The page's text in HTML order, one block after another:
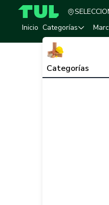
TUL - Tu Marketplace
Inicio Categorías
Categorías